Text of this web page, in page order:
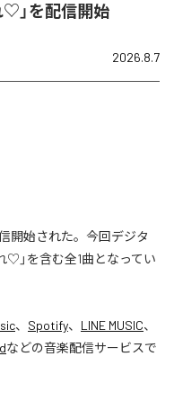
♡」を配信開始
2026.8.7
開始された。今回デジタ
♡」を含む全1曲となってい
、 Spotify、 LINE MUSIC、
などの音楽配信サービスで